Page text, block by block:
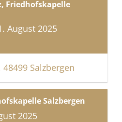
Friedhofskapelle
August 2025
Salzbergen
Salzbergen
2025